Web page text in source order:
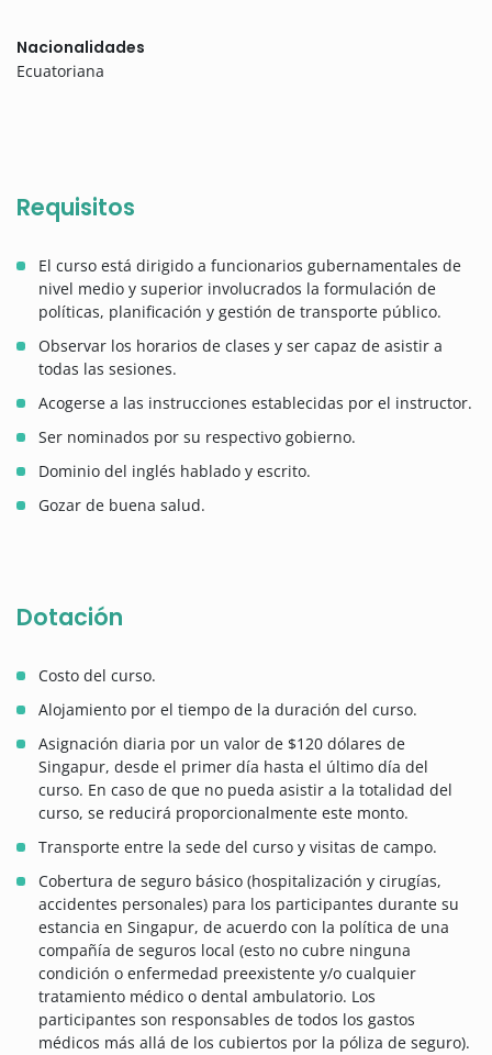
Nacionalidades
Ecuatoriana
Requisitos
El curso está dirigido a funcionarios gubernamentales de
nivel medio y superior involucrados la formulación de
políticas, planificación y gestión de transporte público.
Observar los horarios de clases y ser capaz de asistir a
todas las sesiones.
Acogerse a las instrucciones establecidas por el instructor.
Ser nominados por su respectivo gobierno.
Dominio del inglés hablado y escrito.
Gozar de buena salud.
Dotación
Costo del curso.
Alojamiento por el tiempo de la duración del curso.
Asignación diaria por un valor de $120 dólares de
Singapur, desde el primer día hasta el último día del
curso. En caso de que no pueda asistir a la totalidad del
curso, se reducirá proporcionalmente este monto.
Transporte entre la sede del curso y visitas de campo.
Cobertura de seguro básico (hospitalización y cirugías,
accidentes personales) para los participantes durante su
estancia en Singapur, de acuerdo con la política de una
compañía de seguros local (esto no cubre ninguna
condición o enfermedad preexistente y/o cualquier
tratamiento médico o dental ambulatorio. Los
participantes son responsables de todos los gastos
médicos más allá de los cubiertos por la póliza de seguro).